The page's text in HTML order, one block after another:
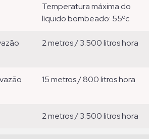
temperatura máxima do
líquido bombeado: 55ºc
2 metros / 3.500 litros hora
15 metros / 800 litros hora
2 metros / 3.500 litros hora